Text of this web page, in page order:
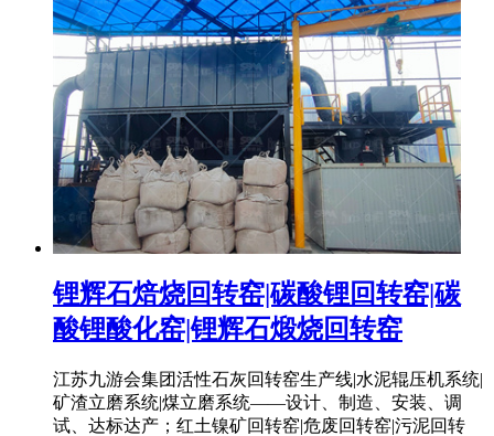
锂辉石焙烧回转窑|碳酸锂回转窑|碳
酸锂酸化窑|锂辉石煅烧回转窑
江苏九游会集团活性石灰回转窑生产线|水泥辊压机系统|
矿渣立磨系统|煤立磨系统——设计、制造、安装、调
试、达标达产；红土镍矿回转窑|危废回转窑|污泥回转